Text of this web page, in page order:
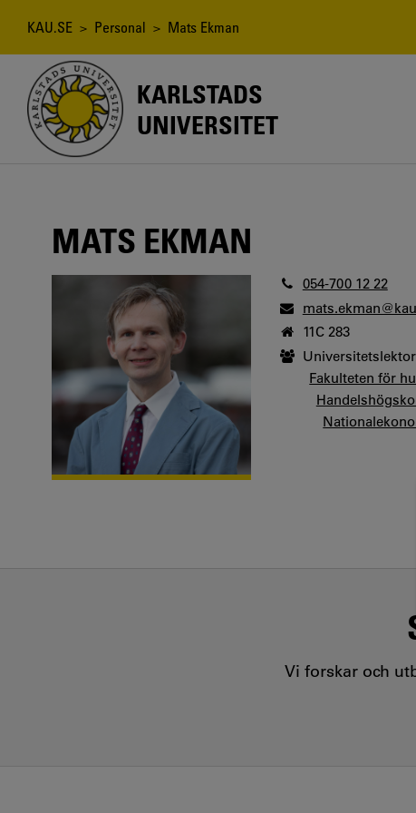
Länkstig
KAU.SE > Personal > Mats Ekman
KARLSTADS
UNIVERSITET
MATS EKMAN
054-700 12 22
11C 283
Universitetslektor
Fakulteten för
Vi forskar och